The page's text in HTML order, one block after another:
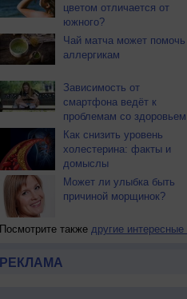
цветом отличается от
южного?
Чай матча может помочь
аллергикам
Зависимость от
смартфона ведёт к
проблемам со здоровьем
Как снизить уровень
холестерина: факты и
домыслы
Может ли улыбка быть
причиной морщинок?
Посмотрите также другие интересные
РЕКЛАМА